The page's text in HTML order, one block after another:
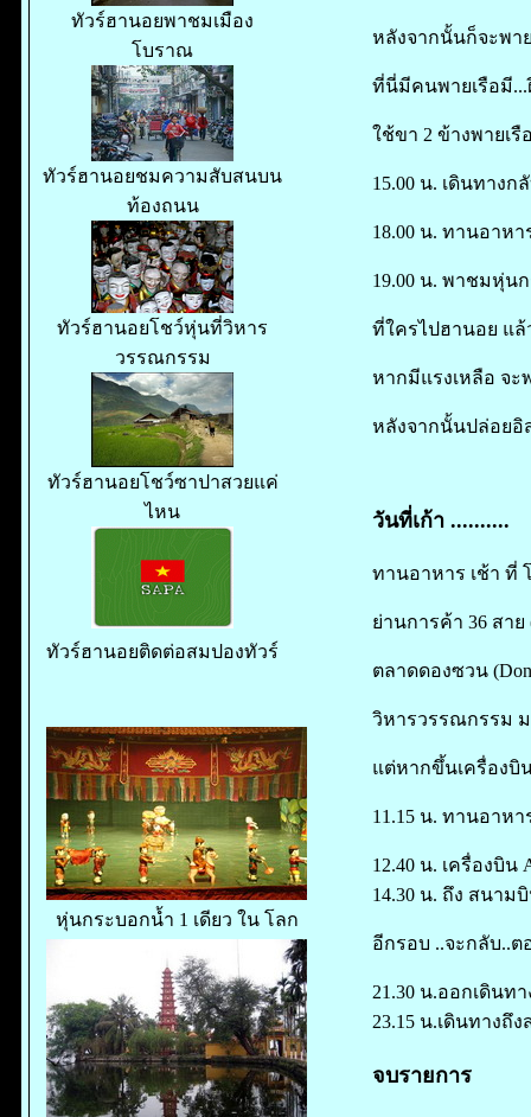
ทัวร์ฮานอยพาชมเมือง
โบราณ
ทัวร์ฮานอยชมความสับสนบน
ท้องถนน
ทัวร์ฮานอยโชว์หุ่นที่วิหาร
วรรณกรรม
ทัวร์ฮานอยโชว์ซาปาสวยแค่
ไหน
ทัวร์ฮานอยติดต่อสมปองทัวร์
หุ่นกระบอกน้ำ 1 เดียว ใน โลก
หลังจากนั้นก็จะพา
ที่นี่มีคนพายเรือมี...
ใช้ขา 2 ข้างพายเรื
15.00 น. เดินทางก
18.00 น. ทานอาห
19.00 น. พาชมหุ่น
ที่ใครไปฮานอย แล้
หากมีแรงเหลือ จะ
หลังจากนั้นปล่อยอิ
วันที่เก้า ..........
ทานอาหาร เช้า ที่
ย่านการค้า 36 สาย
ตลาดดองซวน
วิหารวรรณกรรม
แต่หากขึ้นเครื่องบิ
11.15 น. ทานอาห
12.40 น. เครื่องบิน
14.30 น. ถึง สนา
อีกรอบ ..จะกลับ..ต
21.30 น.ออกเดินท
23.15 น.เดินทางถึ
จบรายการ